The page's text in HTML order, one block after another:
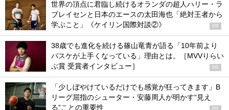
世界の頂点に君臨し続けるオランダの超人ハリー・ラ
ブレイセンと日本のエースの太田海也「絶対王者から
学ぶこと」《ケイリン国際対談②》
PR
38歳でも進化を続ける篠山竜青が語る「10年前より
バスケが上手くなっている」理由とは。［MVVりらい
ぶ賞 受賞者インタビュー］
PR
「少しぼやけているだけでも感覚が狂ってきます」B
リーグ屈指のシューター・安藤周人が明かす“見え
る”ことの重要性